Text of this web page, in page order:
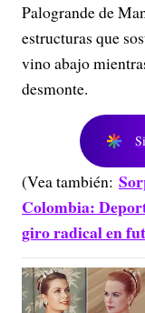
Palogrande de
estructuras que
vino abajo
desmonte.
(Vea también:
Colombia:
giro radical en